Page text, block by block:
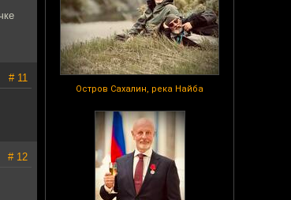
Остров Сахалин, река Найба
# 11
# 12